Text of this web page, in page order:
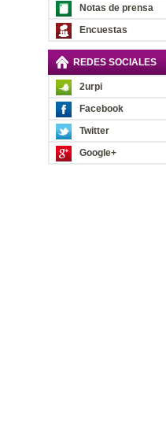
Notas de prensa
Encuestas
REDES SOCIALES
2urpi
Facebook
Twitter
Google+